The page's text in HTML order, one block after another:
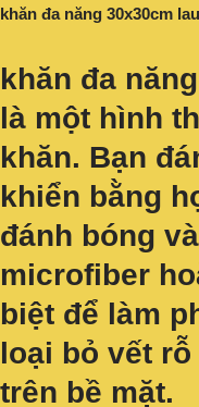
khăn đa năng 30x30cm
khăn đa
là một hình
khăn. Bạn
khiển bằng
đánh bóng
microfiber
biệt để làm
loại bỏ vết
trên bề mặt.